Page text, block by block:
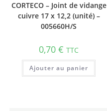
CORTECO – Joint de vidange
cuivre 17 x 12,2 (unité) –
005660H/S
0,70€ TTC
Ajouter au panier